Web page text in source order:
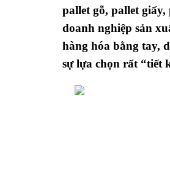
pallet gỗ, pallet
doanh nghiệp sản
hàng hóa bằng tay,
sự lựa chọn rất “tiết